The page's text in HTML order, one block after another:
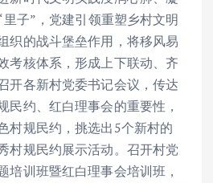
子”，党建引领重塑乡村文明
织的战斗堡垒作用，将移风易
考核体系，形成上下联动、齐
开各新村党委书记会议，传达
民约、红白理事会的重要性，
村规民约，挑选出5个新村的
村规民约展示活动。召开村党
培训班暨红白理事会培训班，